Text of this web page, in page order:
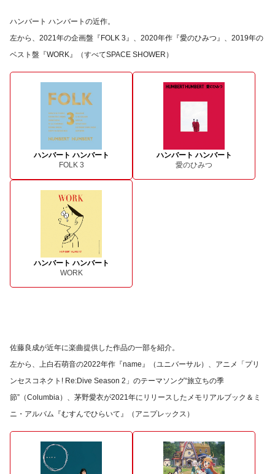
ハンバート ハンバートの近作。
左から、2021年の企画盤『FOLK 3』、2020年作『愛のひみつ』、2019年の
ベスト盤『WORK』（すべてSPACE SHOWER）
ハンバート ハンバート
FOLK 3
ハンバート ハンバート
愛のひみつ
ハンバート ハンバート
WORK
佐藤良成が近年に楽曲提供した作品の一部を紹介。
左から、上白石萌音の2022年作『name』（ユニバーサル）、アニメ「プリ
ンセスコネクト! Re:Dive Season 2」のテーマソング“旅立ちの季
節”（Columbia）、茅野愛衣が2021年にリリースしたメモリアルブック＆ミ
ニ・アルバム『むすんでひらいて』（アニプレックス）